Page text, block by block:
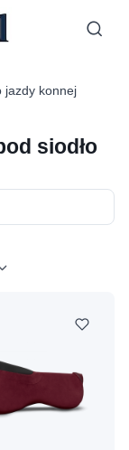
jazdy konnej
siodło